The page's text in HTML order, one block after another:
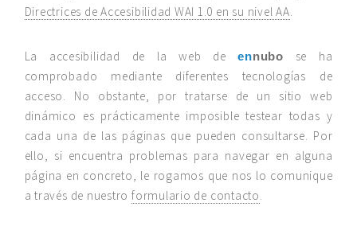
Directrices de Accesibilidad WAI 1.0 en su nivel AA.
La accesibilidad de la web deennubo
se ha
comprobado mediante diferentes tecnologías de
acceso. No obstante, por tratarse de un sitio web
dinámico es prácticamente imposible testear todas y
cada una de las páginas que pueden consultarse. Por
ello, si encuentra problemas para navegar en alguna
página en concreto, le rogamos que nos lo comunique
a través de nuestro formulario de contacto